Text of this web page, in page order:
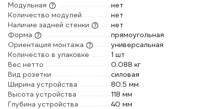
Модульная
нет
Количество модулей
нет
Наличие задней стенки
нет
Форма
прямоугольная
Ориентация монтажа
универсальная
Количество в упаковке
1 шт
Вес нетто
0.088 кг
Вид розетки
силовая
Ширина устройства
80.5 мм
Высота устройства
118 мм
Глубина устройства
40 мм